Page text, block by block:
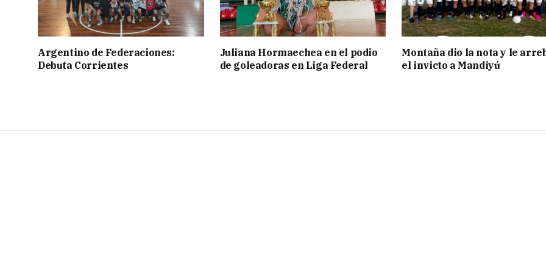
Argentino de Federaciones:
Debuta Corrientes
Juliana Hormaechea en el podio
de goleadoras en Liga Federal
Montaña dio la nota y le
el invicto a Mandiyú